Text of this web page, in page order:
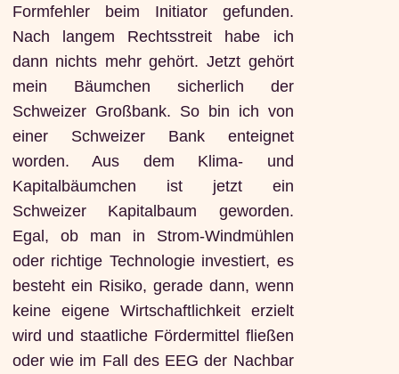
Formfehler beim Initiator gefunden.
Nach langem Rechtsstreit habe ich
dann nichts mehr gehört. Jetzt gehört
mein Bäumchen sicherlich der
Schweizer Großbank. So bin ich von
einer Schweizer Bank enteignet
worden. Aus dem Klima- und
Kapitalbäumchen ist jetzt ein
Schweizer Kapitalbaum geworden.
Egal, ob man in Strom-Windmühlen
oder richtige Technologie investiert, es
besteht ein Risiko, gerade dann, wenn
keine eigene Wirtschaftlichkeit erzielt
wird und staatliche Fördermittel fließen
oder wie im Fall des EEG der Nachbar